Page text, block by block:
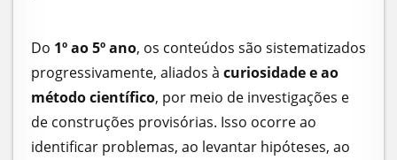
Do 1º ao 5º ano, os conteúdos são sistematizados
progressivamente, aliados à curiosidade e ao
método científico, por meio de investigações e
de construções provisórias. Isso ocorre ao
identificar problemas, ao levantar hipóteses, ao